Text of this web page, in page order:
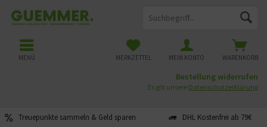
Treuepunkte sammeln & Geld sparen DHL Kostenfrei ab 79€
WARENKORB
MERKZETTEL MEIN KONTO
MENÜ
Bestellung widerrufen
Es gilt unsere Datenschutzerklärung